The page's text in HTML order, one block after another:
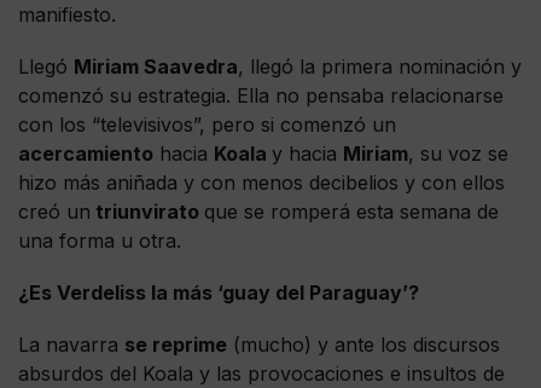
manifiesto.
Llegó Miriam Saavedra, llegó la primera nominación y
comenzó su estrategia. Ella no pensaba relacionarse
con los “televisivos”, pero si comenzó un
acercamiento hacia Koala y hacia Miriam, su voz se
hizo más aniñada y con menos decibelios y con ellos
creó un triunvirato que se romperá esta semana de
una forma u otra.
¿Es Verdeliss la más ‘guay del Paraguay’?
La navarra se reprime (mucho) y ante los discursos
absurdos del Koala y las provocaciones e insultos de